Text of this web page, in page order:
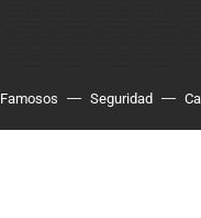
Famosos Seguridad